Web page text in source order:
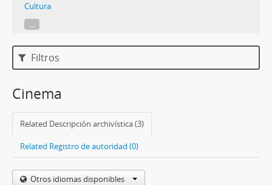
Cultura
...
Filtros
Cinema
Related Descripción archivística (3)
Related Registro de autoridad (0)
Otros idiomas disponibles